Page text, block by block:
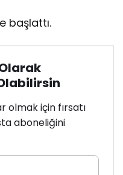
başlattı.
olmak için fırsatı
aboneliğini